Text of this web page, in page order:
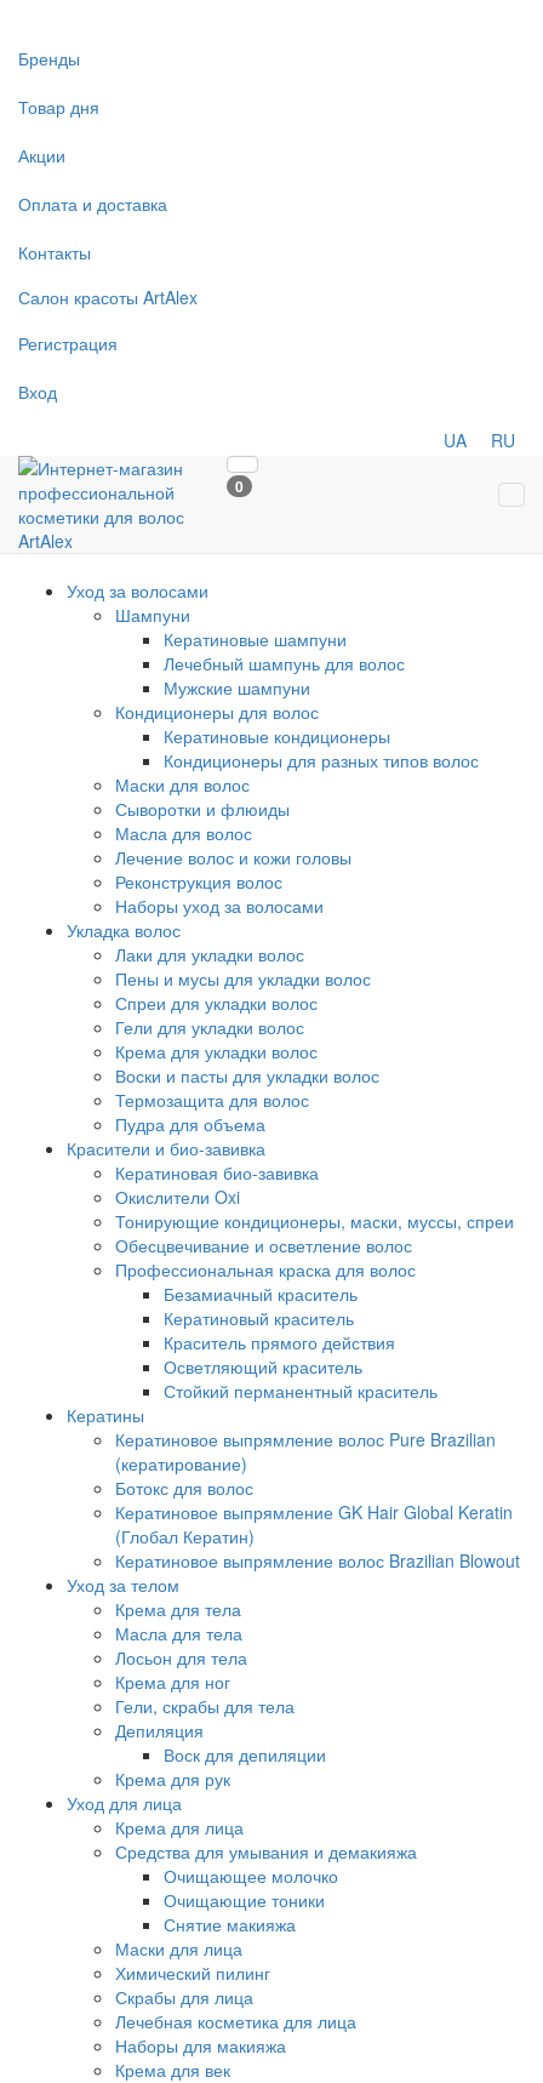
Бренды
Товар дня
Акции
Оплата и доставка
Контакты
Салон красоты ArtAlex
Регистрация
Вход
UA RU
0
Уход за волосами
Шампуни
Кератиновые шампуни
Лечебный шампунь для волос
Мужские шампуни
Кондиционеры для волос
Кератиновые кондиционеры
Кондиционеры для разных типов волос
Маски для волос
Сыворотки и флюиды
Масла для волос
Лечение волос и кожи головы
Реконструкция волос
Наборы уход за волосами
Укладка волос
Лаки для укладки волос
Пены и мусы для укладки волос
Спреи для укладки волос
Гели для укладки волос
Крема для укладки волос
Воски и пасты для укладки волос
Термозащита для волос
Пудра для объема
Красители и био-завивка
Кератиновая био-завивка
Окислители Oxi
Тонирующие кондиционеры, маски, муссы, спреи
Обесцвечивание и осветление волос
Профессиональная краска для волос
Безамиачный краситель
Кератиновый краситель
Краситель прямого действия
Осветляющий краситель
Стойкий перманентный краситель
Кератины
Кератиновое выпрямление волос Pure Brazilian
(кератирование)
Ботокс для волос
Кератиновое выпрямление GK Hair Global Keratin
(Глобал Кератин)
Кератиновое выпрямление волос Brazilian Blowout
Уход за телом
Крема для тела
Масла для тела
Лосьон для тела
Крема для ног
Гели, скрабы для тела
Депиляция
Воск для депиляции
Крема для рук
Уход для лица
Крема для лица
Средства для умывания и демакияжа
Очищающее молочко
Очищающие тоники
Снятие макияжа
Маски для лица
Химический пилинг
Скрабы для лица
Лечебная косметика для лица
Наборы для макияжа
Крема для век